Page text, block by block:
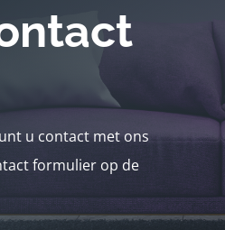
u contact met ons
formulier op de